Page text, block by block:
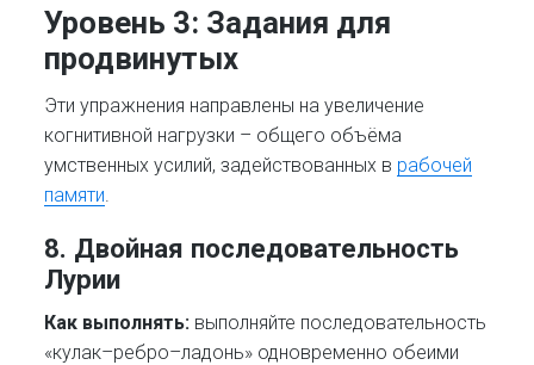
Уровень 3: Задания для
продвинутых
Эти упражнения направлены на увеличение
когнитивной нагрузки – общего объёма
умственных усилий, задействованных в рабочей
памяти
8. Двойная последовательность
Лурии
Как выполнять: выполняйте последовательность
«кулак–ребро–ладонь» одновременно обеими